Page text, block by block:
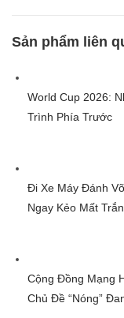
Sản phẩm liên
World Cup 2026:
Trình Phía Trước
Đi Xe Máy Đánh
Ngay Kẻo Mất
Cộng Đồng Mạng
Chủ Đề “Nóng”